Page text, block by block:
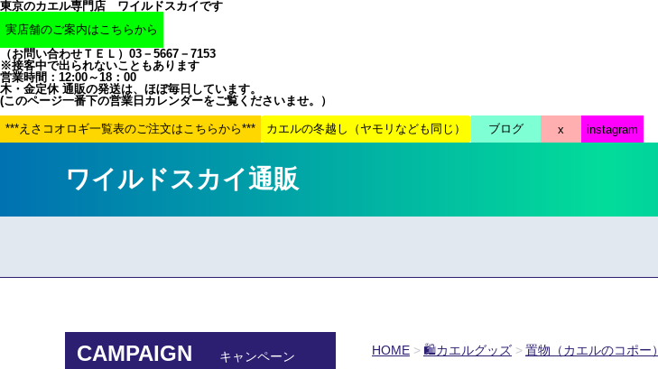
東京のカエル専門店 ワイルドスカイです
（お問い合わせＴＥＬ）03－5667－7153
※接客中で出られないこともあります
営業時間：12:00～18：00
木・金定休 通販の発送は、ほぼ毎日しています。
(このページ一番下の営業日カレンダーをご覧くださいませ。）
ワイルドスカイ通販
HOME 🛍カエルグッズ 置物（カエルのコポー）
CAMPAIGN キャンペーン